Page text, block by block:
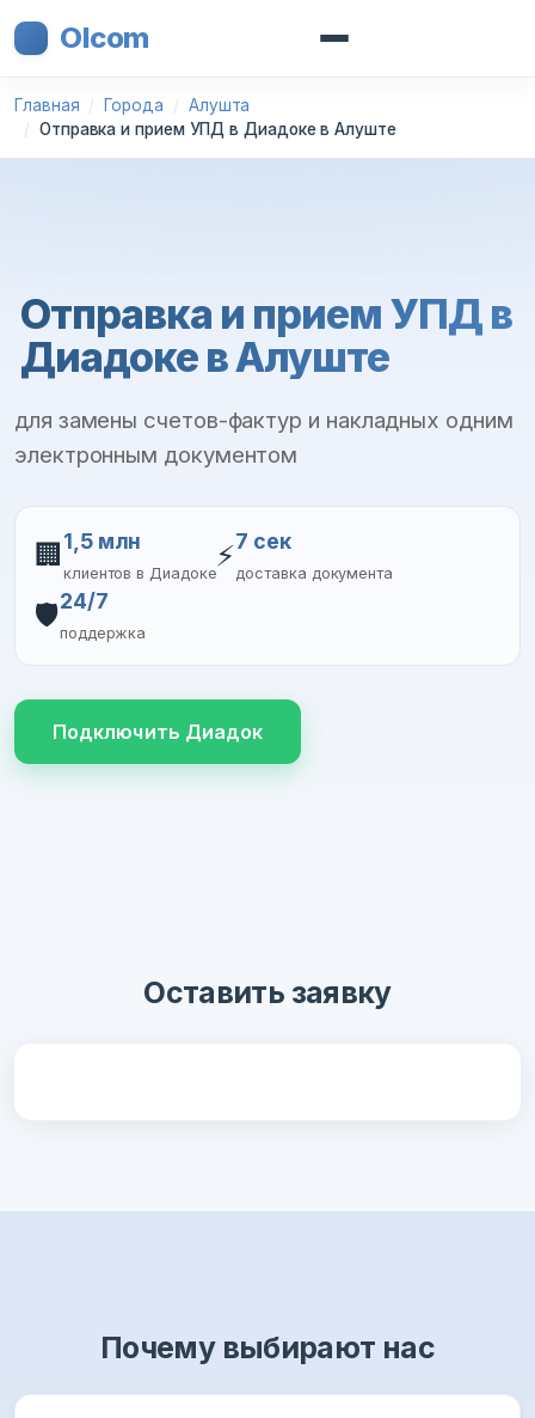
Olcom
Главная Города
Алушта
Отправка и прием УПД в Диадоке в Алуште
Отправка и прием УПД в
Диадоке в Алуште
для замены счетов-фактур и накладных одним
электронным документом
🏢 1,5 млн
клиентов в Диадоке
⚡7 сек
доставка документа
🛡️24/7
поддержка
Подключить Диадок
Оставить заявку
Почему выбирают нас